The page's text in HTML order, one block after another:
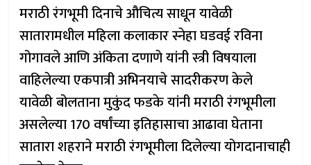
मराठी रंगभूमी दिनाचे औचित्य साधून यावेळी
सातारामधील महिला कलाकार स्नेहा घडवई रविना
गोगावले आणि अंकिता दणाणे यांनी स्त्री विषयाला
वाहिलेल्या एकपात्री अभिनयाचे सादरीकरण केले
यावेळी बोलताना मुकुंद फडके यांनी मराठी रंगभूमीला
असलेल्या 170 वर्षांच्या इतिहासाचा आढावा घेताना
सातारा शहराने मराठी रंगभूमीला दिलेल्या योगदानाचाही